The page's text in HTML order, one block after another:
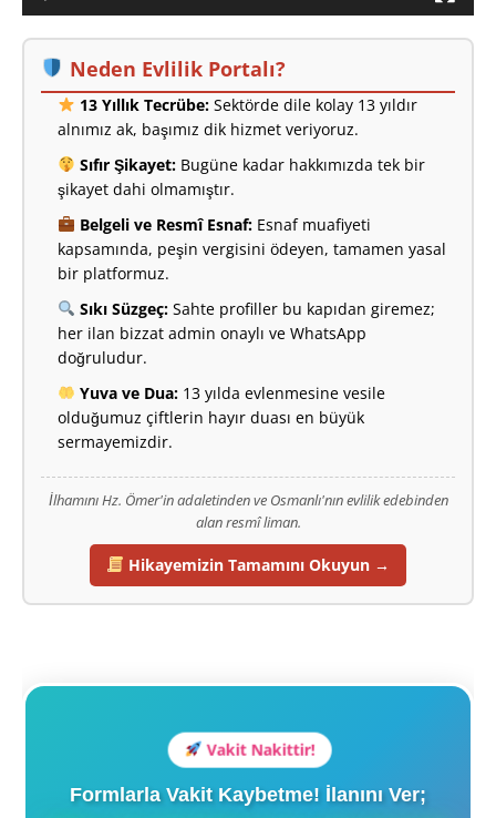
Neden Evlilik Portalı?
13 Yıllık Tecrübe:Sektörde dile kolay 13 yıldır
alnımız ak, başımız dik hizmet veriyoruz.
Sıfır Şikayet:Bugüne kadar hakkımızda tek bir
şikayet dahi olmamıştır.
Belgeli ve Resmî Esnaf:Esnaf muafiyeti
kapsamında, peşin vergisini ödeyen, tamamen yasal
bir platformuz.
Sıkı Süzgeç:Sahte profiller bu kapıdan giremez;
her ilan bizzat admin onaylı ve WhatsApp
doğruludur.
Yuva ve Dua:13 yılda evlenmesine vesile
olduğumuz çiftlerin hayır duası en büyük
sermayemizdir.
İlhamını Hz. Ömer'in adaletinden ve Osmanlı'nın evlilik edebinden
alan resmî liman.
Hikayemizin Tamamını Okuyun →
Vakit Nakittir!
Formlarla Vakit Kaybetme! İlanını Ver;